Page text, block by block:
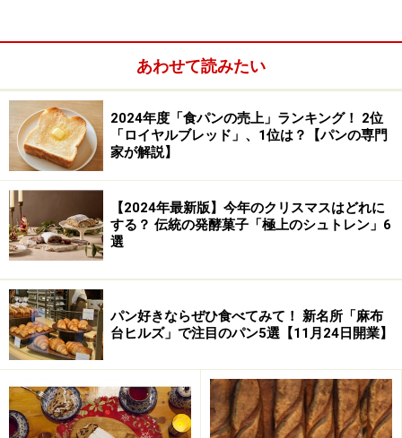
あわせて読みたい
2024年度「食パンの売上」ランキング！ 2位
「ロイヤルブレッド」、1位は？【パンの専門
家が解説】
【2024年最新版】今年のクリスマスはどれに
する？ 伝統の発酵菓子「極上のシュトレン」6
選
パン好きならぜひ食べてみて！ 新名所「麻布
台ヒルズ」で注目のパン5選【11月24日開業】